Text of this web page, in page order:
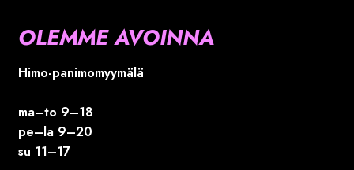
OLEMME AVOINNA
Himo-panimomyymälä
ma–to 9–18
pe–la 9–20
su 11–17